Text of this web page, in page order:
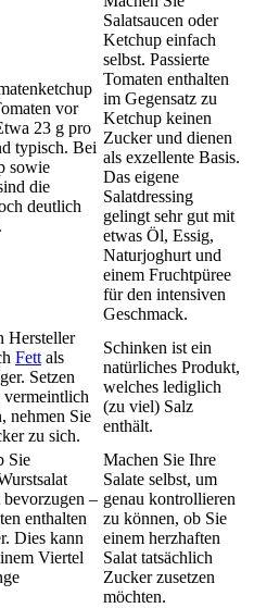
vor
23 g pro
typisch. Bei
sowie
die
deutlich
Salatsaucen oder
Ketchup einfach
selbst. Passierte
Tomaten enthalten
im Gegensatz zu
Ketchup keinen
Zucker und dienen
als exzellente Basis.
Das eigene
Salatdressing
gelingt sehr gut mit
etwas Öl, Essig,
Naturjoghurt und
einem Fruchtpüree
für den intensiven
Geschmack.
Hersteller
Fett als
Setzen
vermeintlich
nehmen Sie
zu sich.
Schinken ist ein
natürliches Produkt,
welches lediglich
(zu viel) Salz
enthält.
Sie
–
enthalten
Dies kann
Viertel
Machen Sie Ihre
Salate selbst, um
genau kontrollieren
zu können, ob Sie
einem herzhaften
Salat tatsächlich
Zucker zusetzen
möchten.